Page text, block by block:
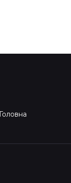
Головна